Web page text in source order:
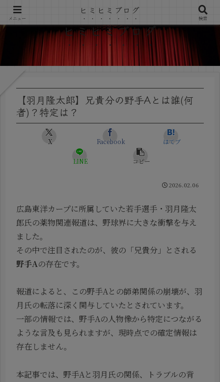
ヒミヒミブログ
【羽月隆太郎】兄貴分の野手Aとは誰(何
者)？特定は？
X Facebook はてブ
LINE コピー
2026.02.06
広島東洋カープに所属していた若手選手・羽月隆太
郎氏の薬物関連報道は、野球界に大きな衝撃を与え
ました。
その中で注目されたのが、彼の「兄貴分」とされる
野手Aの存在です。
報道によると、この野手Aとの師弟関係の崩壊が、羽
月氏の転落に深く関与していたとされています。
一部の情報では、野手Aの人物像から特定につながる
ような言及も見られますが、現時点での確定情報は
存在しません。
本記事では、野手Aと羽月氏の関係、トラブルの背
メニュー
ヒミヒミブログ
検索